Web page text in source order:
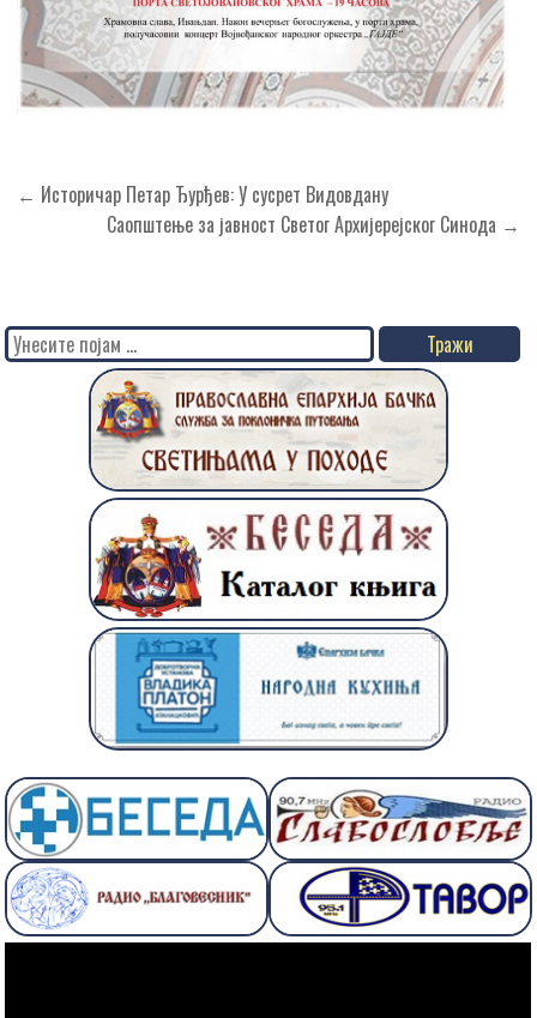
Кретање
чланка
← Историчар Петар Ђурђев: У сусрет Видовдану
Саопштење за јавност Светог Архијерејског Синода →
Search
for: